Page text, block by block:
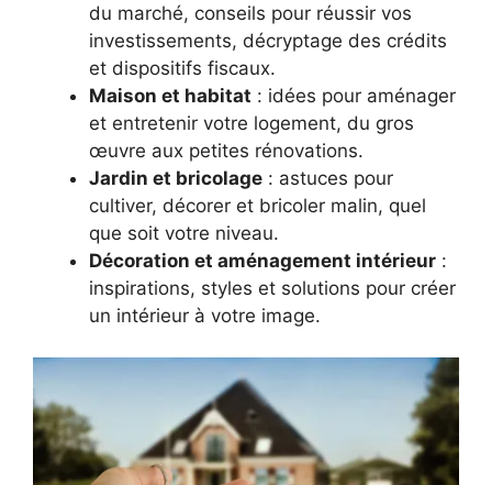
du marché, conseils pour réussir vos
investissements, décryptage des crédits
et dispositifs fiscaux.
Maison et habitat : idées pour aménager
et entretenir votre logement, du gros
œuvre aux petites rénovations.
Jardin et bricolage : astuces pour
cultiver, décorer et bricoler malin, quel
que soit votre niveau.
Décoration et aménagement intérieur :
inspirations, styles et solutions pour créer
un intérieur à votre image.